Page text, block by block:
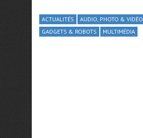
ACTUALITÉS
AUDIO, PHOTO & VIDÉO
GADGETS & ROBOTS
MULTIMÉDIA